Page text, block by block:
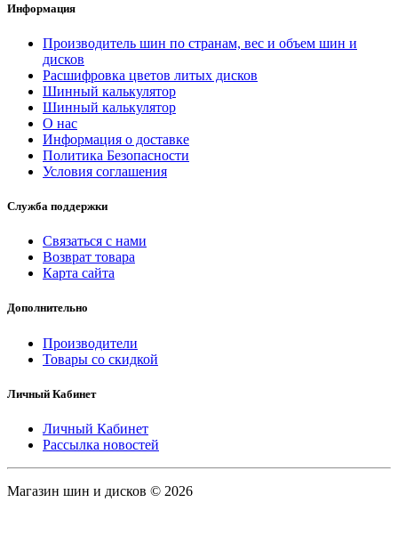
Информация
Производитель шин по странам, вес и объем шин и
дисков
Расшифровка цветов литых дисков
Шинный калькулятор
Шинный калькулятор
О нас
Информация о доставке
Политика Безопасности
Условия соглашения
Служба поддержки
Связаться с нами
Возврат товара
Карта сайта
Дополнительно
Производители
Товары со скидкой
Личный Кабинет
Личный Кабинет
Рассылка новостей
Магазин шин и дисков © 2026